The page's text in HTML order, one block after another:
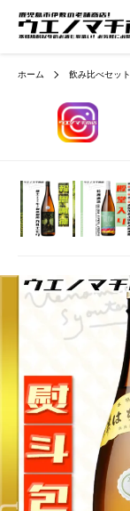
ホーム 飲み比べセット